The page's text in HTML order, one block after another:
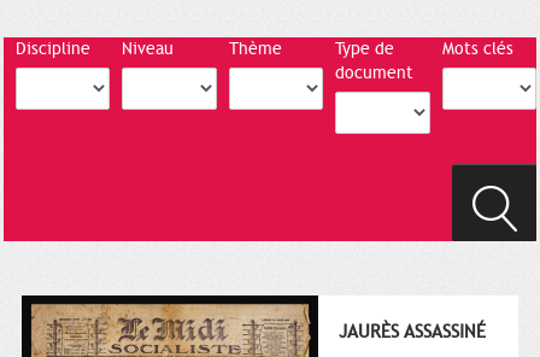
Discipline Niveau Thème
Type de
document
Mots clés
JAURÈS ASSASSINÉ